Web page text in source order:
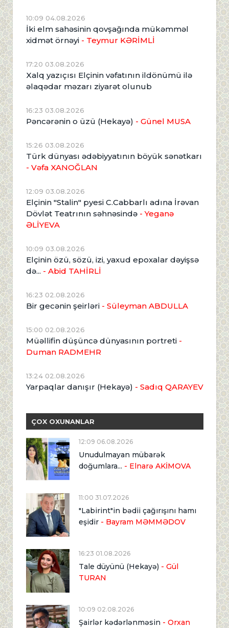
10:09 04.08.2026
İki elm sahəsinin qovşağında mükəmməl
xidmət örnəyi - Teymur KƏRİMLİ
17:20 03.08.2026
Xalq yazıçısı Elçinin vəfatının ildönümü ilə
əlaqədar məzarı ziyarət olunub
16:23 03.08.2026
Pəncərənin o üzü (Hekayə) - Günel MUSA
15:26 03.08.2026
Türk dünyası ədəbiyyatının böyük sənətkarı
- Vəfa XANOĞLAN
12:09 03.08.2026
Elçinin "Stalin" pyesi C.Cabbarlı adına İrəvan
Dövlət Teatrının səhnəsində - Yeganə
ƏLİYEVA
10:09 03.08.2026
Elçinin özü, sözü, izi, yaxud epoxalar dəyişsə
də... - Abid TAHİRLİ
16:23 02.08.2026
Bir gecənin şeirləri - Süleyman ABDULLA
15:00 02.08.2026
Müəllifin düşüncə dünyasının portreti -
Duman RADMEHR
13:24 02.08.2026
Yarpaqlar danışır (Hekayə) - Sadıq QARAYEV
ÇOX OXUNANLAR
12:09 06.08.2026
Unudulmayan mübarək
doğumlara... - Elnarə AKİMOVA
11:00 31.07.2026
"Labirint"in bədii çağırışını hamı
eşidir - Bayram MƏMMƏDOV
16:23 01.08.2026
Tale düyünü (Hekayə) - Gül
TURAN
10:09 02.08.2026
Şairlər kədərlənməsin - Orxan